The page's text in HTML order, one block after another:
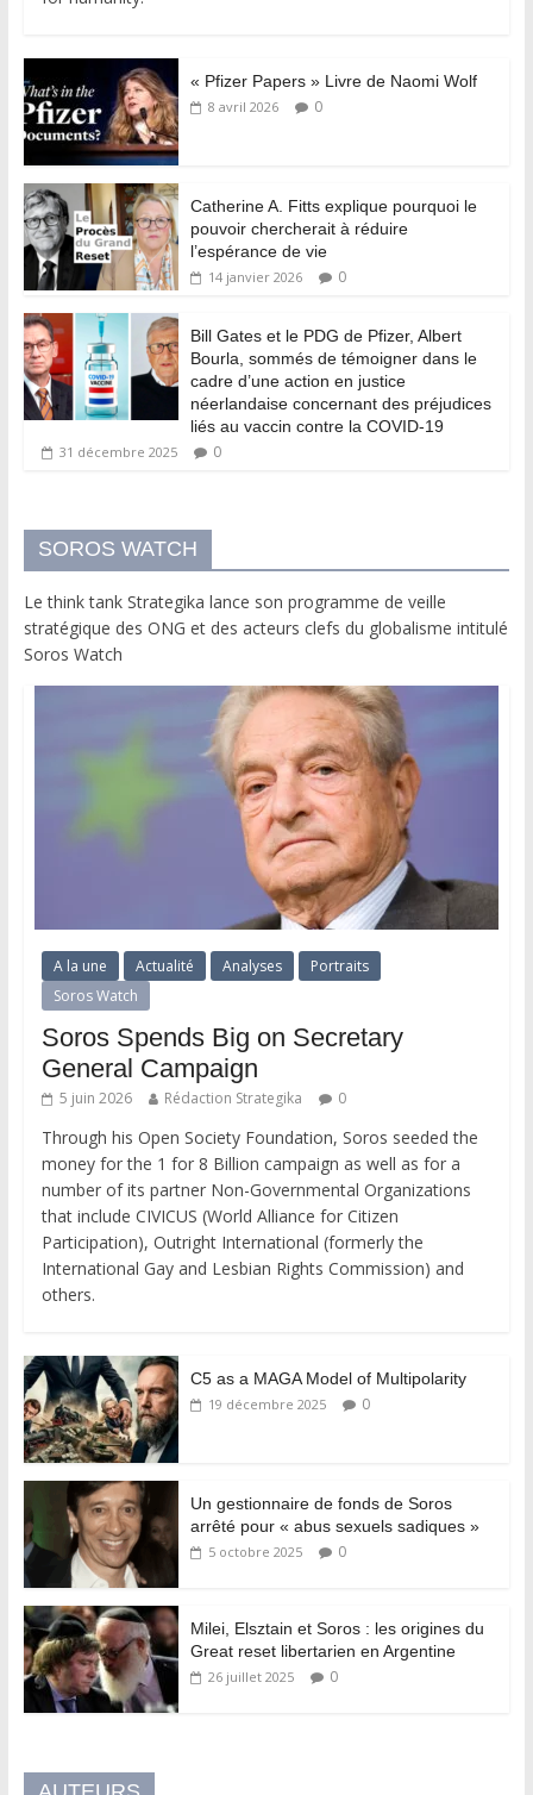
« Pfizer Papers » Livre de Naomi Wolf
8 avril 2026 0
Catherine A. Fitts explique pourquoi le
pouvoir chercherait à réduire
l’espérance de vie
14 janvier 2026 0
Bill Gates et le PDG de Pfizer, Albert
Bourla, sommés de témoigner dans le
cadre d’une action en justice
néerlandaise concernant des préjudices
liés au vaccin contre la COVID-19
31 décembre 2025 0
SOROS WATCH
Le think tank Strategika lance son programme de veille
stratégique des ONG et des acteurs clefs du globalisme intitulé
Soros Watch
A la une Actualité Analyses
Portraits
Soros Watch
Soros Spends Big on Secretary
General Campaign
5 juin 2026 Rédaction Strategika 0
Through his Open Society Foundation, Soros seeded the
money for the 1 for 8 Billion campaign as well as for a
number of its partner Non-Governmental Organizations
that include CIVICUS (World Alliance for Citizen
Participation), Outright International (formerly the
International Gay and Lesbian Rights Commission) and
others.
C5 as a MAGA Model of Multipolarity
19 décembre 2025 0
Un gestionnaire de fonds de Soros
arrêté pour « abus sexuels sadiques »
5 octobre 2025 0
Milei, Elsztain et Soros : les origines du
Great reset libertarien en Argentine
26 juillet 2025 0